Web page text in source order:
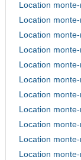
Location
Location
Location
Location
Location
Location
Location
Location
Location
Location
Location